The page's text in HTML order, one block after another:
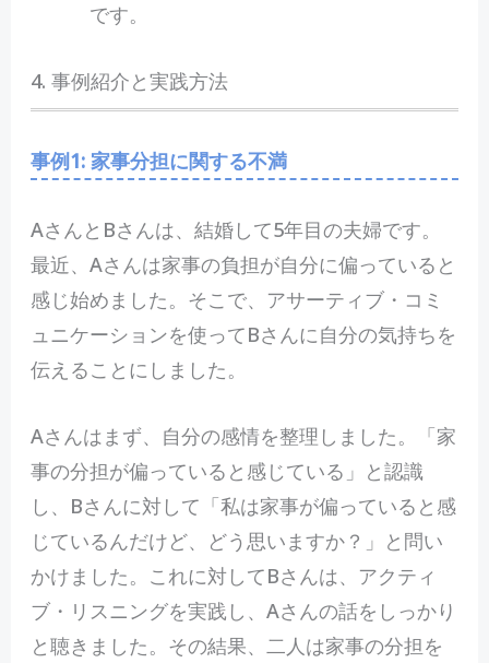
です。
4. 事例紹介と実践方法
事例1: 家事分担に関する不満
AさんとBさんは、結婚して5年目の夫婦です。
最近、Aさんは家事の負担が自分に偏っていると
感じ始めました。そこで、アサーティブ・コミ
ュニケーションを使ってBさんに自分の気持ちを
伝えることにしました。
Aさんはまず、自分の感情を整理しました。「家
事の分担が偏っていると感じている」と認識
し、Bさんに対して「私は家事が偏っていると感
じているんだけど、どう思いますか？」と問い
かけました。これに対してBさんは、アクティ
ブ・リスニングを実践し、Aさんの話をしっかり
と聴きました。その結果、二人は家事の分担を